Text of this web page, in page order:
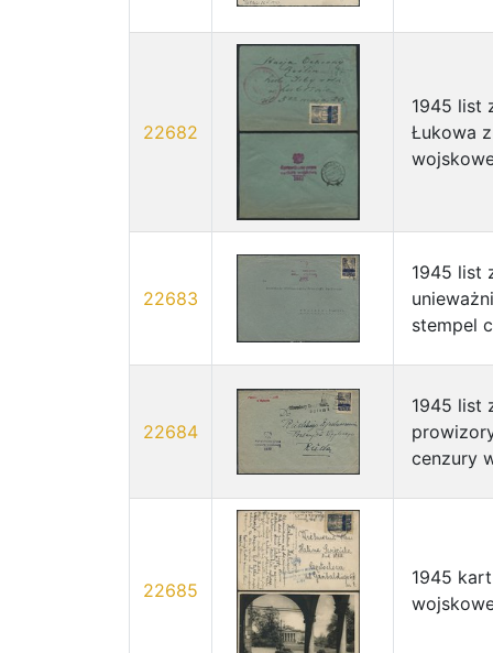
22682
1945 list
Łukowa
22683
1945 list
stempel
22684
1945 list
cenzury
22685
1945